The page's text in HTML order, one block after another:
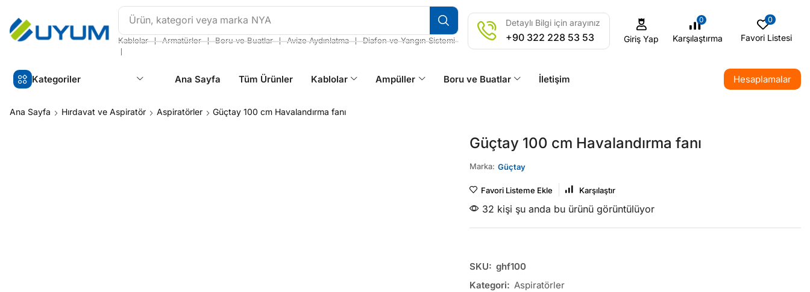
Ürün, kategori veya marka NYA
Kablolar ❘ Armatürler ❘ Boru ve Buatlar ❘ Avize Aydınlatma ❘ Diafon ve Yangın Sistemi
❘
Detaylı Bilgi için arayınız
+90 322 228 53 53 Giriş Yap
0
Karşılaştırma
0
Favori Listesi
Kategoriler Ana Sayfa Tüm Ürünler Kablolar Ampüller Boru ve Buatlar İletişim Hesaplamalar
Ana Sayfa Hırdavat ve Aspiratör Aspiratörler Güçtay 100 cm Havalandırma fanı
Güçtay 100 cm Havalandırma fanı
Marka: Güçtay
Favori Listeme Ekle Karşılaştır
32 kişi şu anda bu ürünü görüntülüyor
SKU: ghf100
Kategori: Aspiratörler